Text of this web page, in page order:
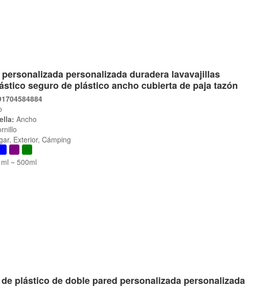
personalizada duradera lavavajillas
seguro de plástico ancho cubierta de paja tazón
Ancho
Exterior, Cámping
~ 500ml
de plástico de doble pared personalizada personalizada